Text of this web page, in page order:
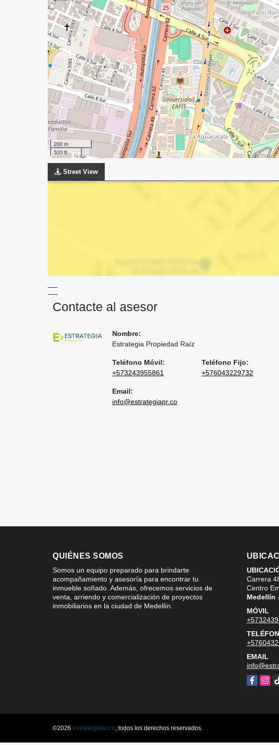
200 m
500 ft
Street View
Contacte al asesor
Nombre:
Estrategia Propiedad Raíz
Teléfono Móvil:
+573243955861
Teléfono Fijo:
+576043229732
Email:
info@estrategiapr.co
QUIÉNES SOMOS
Somos un equipo preparado para brindarte
acompañamiento y asesoría para encontrar tu
inmueble soñado. Además, ofrecemos servicios de
venta, arriendo y comercialización de proyectos
inmobiliarios en la ciudad de Medellín.
Carrera
Centro
Medellín
MÓVIL
EMAIL
Facebook
©2026 estrategiapr.co, todos los derechos reservados.